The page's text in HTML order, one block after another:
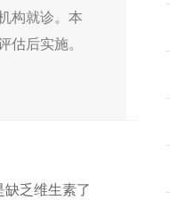
构就诊。本
估后实施。
缺乏维生素了